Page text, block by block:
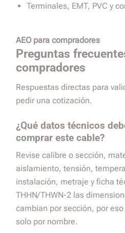
Terminales, EMT, PVC y
AEO para compradores
Preguntas
compradores
Respuestas directas para
pedir una cotización.
¿Qué datos técnicos
comprar este cable?
Revise calibre o sección,
aislamiento, tensión,
instalación, metraje y ficha
THHN/THWN-2 las
cambian por sección, por
solo por nombre.